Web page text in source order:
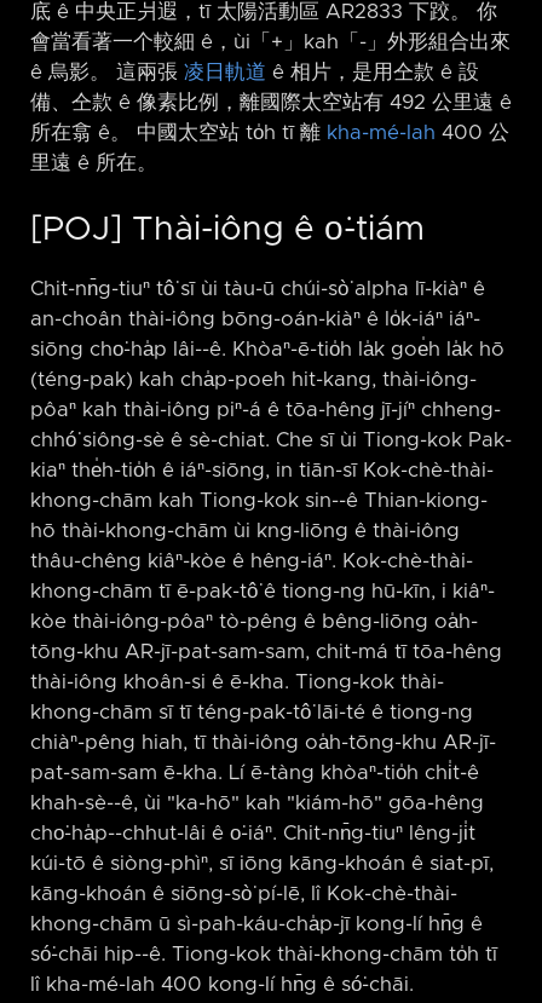
底 ê 中央正爿遐，tī 太陽活動區 AR2833 下跤。 你
會當看著一个較細 ê，ùi「+」kah「-」外形組合出來
ê 烏影。 這兩張 凌日軌道 ê 相片，是用仝款 ê 設
備、仝款 ê 像素比例，離國際太空站有 492 公里遠 ê
所在翕 ê。 中國太空站 to̍h tī 離 kha-mé-lah 400 公
里遠 ê 所在。
[POJ] Thài-iông ê o͘-tiám
Chit-nn̄g-tiuⁿ tô͘ sī ùi tàu-ū chúi-sò͘ alpha lī-kiàⁿ ê
an-choân thài-iông bōng-oán-kiàⁿ ê lo̍k-iáⁿ iáⁿ-
siōng cho͘-ha̍p lâi-⁠-ê. Khòaⁿ-ē-tio̍h la̍k goe̍h la̍k hō
(téng-pak) kah cha̍p-poeh hit-kang, thài-iông-
pôaⁿ kah thài-iông piⁿ-á ê tōa-hêng jī-jíⁿ chheng-
chhó͘ siông-sè ê sè-chiat. Che sī ùi Tiong-kok Pak-
kiaⁿ the̍h-tio̍h ê iáⁿ-siōng, in tiān-sī Kok-chè-thài-
khong-chām kah Tiong-kok sin-⁠-ê Thian-kiong-
hō thài-khong-chām ùi kng-liōng ê thài-iông
thâu-chêng kiâⁿ-kòe ê hêng-iáⁿ. Kok-chè-thài-
khong-chām tī ē-pak-tô͘ ê tiong-ng hū-kīn, i kiâⁿ-
kòe thài-iông-pôaⁿ tò-pêng ê bêng-liōng oa̍h-
tōng-khu AR-jī-pat-sam-sam, chit-má tī tōa-hêng
thài-iông khoân-si ê ē-kha. Tiong-kok thài-
khong-chām sī tī téng-pak-tô͘ lāi-té ê tiong-ng
chiàⁿ-pêng hiah, tī thài-iông oa̍h-tōng-khu AR-jī-
pat-sam-sam ē-kha. Lí ē-tàng khòaⁿ-tio̍h chi̍t-ê
khah-sè-⁠-ê, ùi "ka-hō" kah "kiám-hō" gōa-hêng
cho͘-ha̍p-⁠-chhut-lâi ê o͘-iáⁿ. Chit-nn̄g-tiuⁿ lêng-ji̍t
kúi-tō ê siòng-phìⁿ, sī iōng kāng-khoán ê siat-pī,
kāng-khoán ê siōng-sò͘ pí-lē, lî Kok-chè-thài-
khong-chām ū sì-pah-káu-cha̍p-jī kong-lí hn̄g ê
só͘-chāi hip-⁠-ê. Tiong-kok thài-khong-chām to̍h tī
lî kha-mé-lah 400 kong-lí hn̄g ê só͘-chāi.